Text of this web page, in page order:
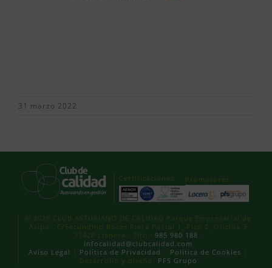
31 marzo 2022
Certificaciones Promotores
© 2026 CLUB ASTURIANO DE CALIDAD Parque Empresarial de
Asipo · C/Secundino Roces Riera Portal 1, Piso 2, Oficina 3
33428 Llanera · Tlfn.: 985 980 188
infocalidad@clubcalidad.com
Aviso Legal
Política de Privacidad Política de Cookies
Desarrollo y diseño:
PFS Grupo